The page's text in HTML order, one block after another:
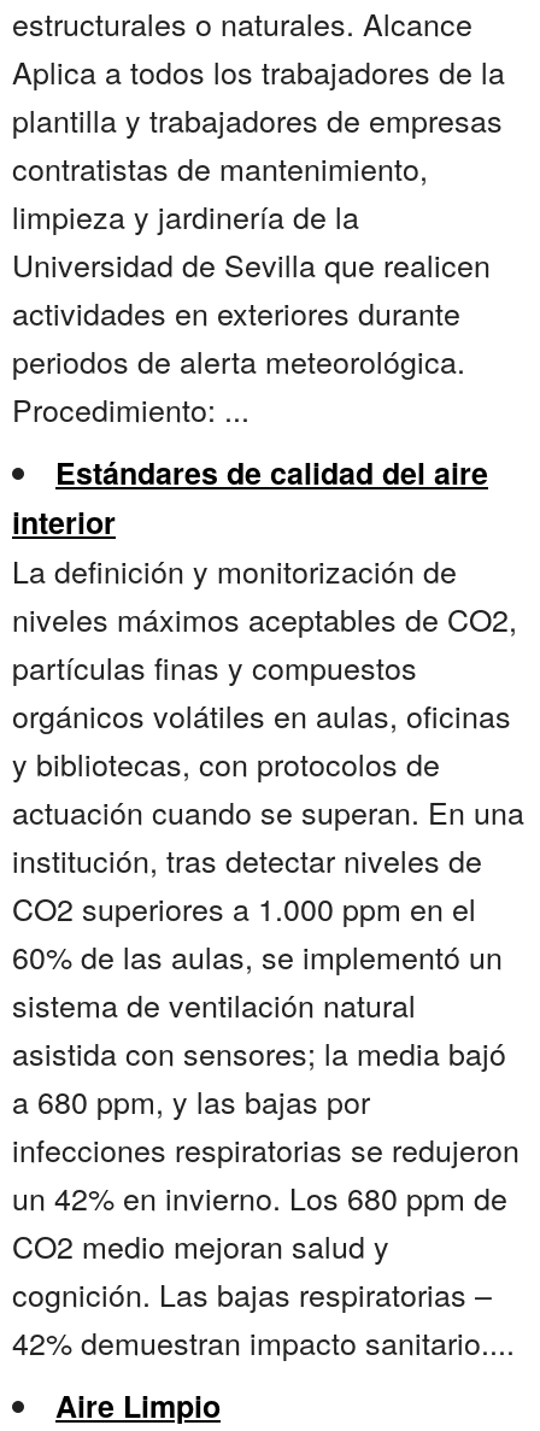
estructurales o naturales. Alcance
Aplica a todos los trabajadores de la
plantilla y trabajadores de empresas
contratistas de mantenimiento,
limpieza y jardinería de la
Universidad de Sevilla que realicen
actividades en exteriores durante
periodos de alerta meteorológica.
Procedimiento: ...
Estándares de calidad del aire
interior
La definición y monitorización de
niveles máximos aceptables de CO2,
partículas finas y compuestos
orgánicos volátiles en aulas, oficinas
y bibliotecas, con protocolos de
actuación cuando se superan. En una
institución, tras detectar niveles de
CO2 superiores a 1.000 ppm en el
60% de las aulas, se implementó un
sistema de ventilación natural
asistida con sensores; la media bajó
a 680 ppm, y las bajas por
infecciones respiratorias se redujeron
un 42% en invierno. Los 680 ppm de
CO2 medio mejoran salud y
cognición. Las bajas respiratorias –
42% demuestran impacto sanitario....
Aire Limpio